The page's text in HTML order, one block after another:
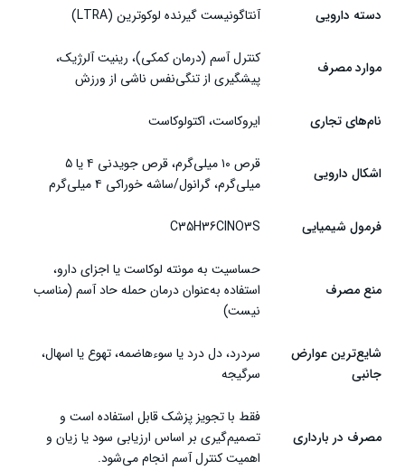
قرص مونتکس در بارداری
تداخل دارویی قرص مونتکس
شرایط نگهداری قرص مونتکس
دسته دارویی آنتاگونیست گیرنده لوکوترین (LTRA)
موارد مصرف
کنترل آسم (درمان کمکی)، رینیت آلرژیک،
پیشگیری از تنگی‌نفس ناشی از ورزش
نام‌های تجاری ایروکاست، اکتولوکاست
اشکال دارویی
قرص ۱۰ میلی‌گرم، قرص جویدنی ۴ یا ۵
میلی‌گرم، گرانول/ساشه خوراکی ۴ میلی‌گرم
فرمول شیمیایی C35H36ClNO3S
منع مصرف
حساسیت به مونته لوکاست یا اجزای دارو،
استفاده به‌عنوان درمان حمله حاد آسم (مناسب
نیست)
شایع‌ترین عوارض
جانبی
سردرد، دل درد یا سوءهاضمه، تهوع یا اسهال،
سرگیجه
مصرف در بارداری
فقط با تجویز پزشک قابل استفاده است و
تصمیم‌گیری بر اساس ارزیابی سود یا زیان و
اهمیت کنترل آسم انجام می‌شود.